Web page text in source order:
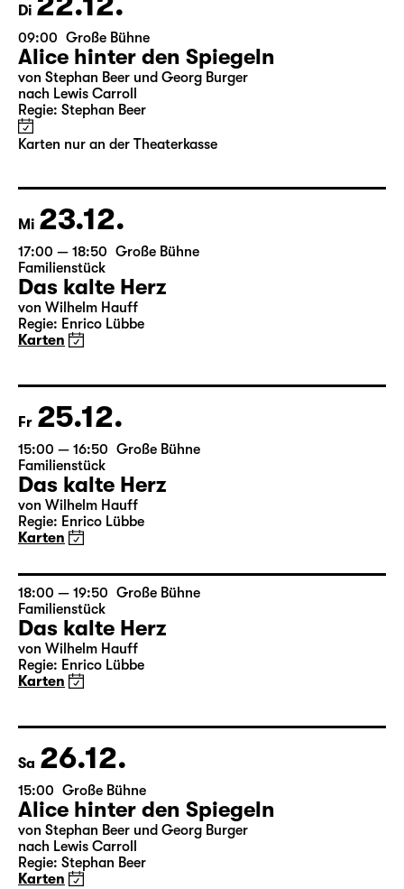
Di 22.12.
09:00 Große Bühne
Alice hinter den Spiegeln
von Stephan Beer und Georg Burger
Karten nur an der Theaterkasse
Mi 23.12.
17:00 — 18:50 Große Bühne
Familienstück
Das kalte Herz
Regie: Enrico Lübbe
Karten
Fr 25.12.
15:00 — 16:50 Große Bühne
Familienstück
Das kalte Herz
von Wilhelm Hauff
Regie: Enrico Lübbe
Karten
18:00 — 19:50 Große Bühne
Familienstück
Das kalte Herz
Regie: Enrico Lübbe
Karten
Sa 26.12.
15:00 Große Bühne
Alice hinter den Spiegeln